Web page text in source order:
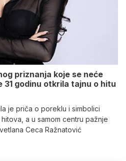
priznanja koje se neće
31 godinu otkrila tajnu o hitu
je priča o poreklu i simbolici
a u samom centru pažnje
Ceca Ražnatović